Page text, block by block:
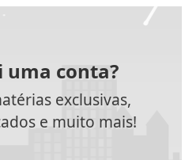
uma conta?
exclusivas,
e muito mais!